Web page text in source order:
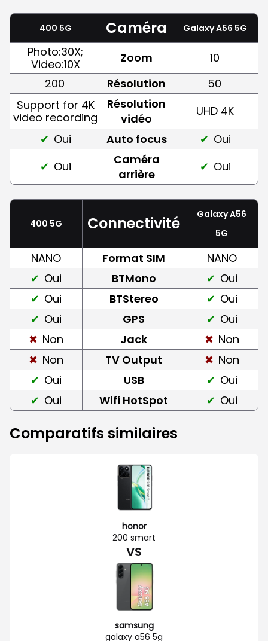
400 5G Caméra Galaxy A56 5G
Photo:30X;
Video:10X
Zoom
10
200
Résolution
50
Support for 4K
video recording
Résolution
vidéo
UHD 4K
Oui
Auto focus
Oui
Oui
Caméra
arrière
Oui
400 5G Connectivité
Galaxy A56
5G
NANO Format SIM
NANO
Oui
BTMono
Oui
Oui
BTStereo
Oui
Oui
GPS
Oui
Non
Jack
Non
Non
TV Output
Non
Oui
USB
Oui
Oui
Wifi HotSpot Oui
Comparatifs similaires
honor
200 smart
VS
samsung
galaxy a56 5g